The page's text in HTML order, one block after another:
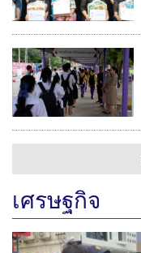
เศรษฐกิจ